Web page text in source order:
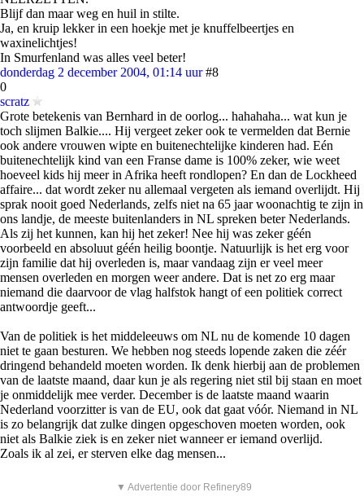
Blijf dan maar weg en huil in stilte.
Ja, en kruip lekker in een hoekje met je knuffelbeertjes en
waxinelichtjes!
In Smurfenland was alles veel beter!
donderdag 2 december 2004, 01:14 uur #8
0
scratz
Grote betekenis van Bernhard in de oorlog... hahahaha... wat kun je
toch slijmen Balkie.... Hij vergeet zeker ook te vermelden dat Bernie
ook andere vrouwen wipte en buitenechtelijke kinderen had. Eén
buitenechtelijk kind van een Franse dame is 100% zeker, wie weet
hoeveel kids hij meer in Afrika heeft rondlopen? En dan de Lockheed
affaire... dat wordt zeker nu allemaal vergeten als iemand overlijdt. Hij
sprak nooit goed Nederlands, zelfs niet na 65 jaar woonachtig te zijn in
ons landje, de meeste buitenlanders in NL spreken beter Nederlands.
Als zij het kunnen, kan hij het zeker! Nee hij was zeker géén
voorbeeld en absoluut géén heilig boontje. Natuurlijk is het erg voor
zijn familie dat hij overleden is, maar vandaag zijn er veel meer
mensen overleden en morgen weer andere. Dat is net zo erg maar
niemand die daarvoor de vlag halfstok hangt of een politiek correct
antwoordje geeft...
Van de politiek is het middeleeuws om NL nu de komende 10 dagen
niet te gaan besturen. We hebben nog steeds lopende zaken die zéér
dringend behandeld moeten worden. Ik denk hierbij aan de problemen
van de laatste maand, daar kun je als regering niet stil bij staan en moet
je onmiddelijk mee verder. December is de laatste maand waarin
Nederland voorzitter is van de EU, ook dat gaat vóór. Niemand in NL
is zo belangrijk dat zulke dingen opgeschoven moeten worden, ook
niet als Balkie ziek is en zeker niet wanneer er iemand overlijd.
Zoals ik al zei, er sterven elke dag mensen...
▼ Advertentie door Refinery89